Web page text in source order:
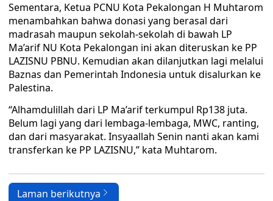
Sementara, Ketua PCNU Kota Pekalongan H Muhtarom
menambahkan bahwa donasi yang berasal dari
madrasah maupun sekolah-sekolah di bawah LP
Ma’arif NU Kota Pekalongan ini akan diteruskan ke PP
LAZISNU PBNU. Kemudian akan dilanjutkan lagi melalui
Baznas dan Pemerintah Indonesia untuk disalurkan ke
Palestina.
“Alhamdulillah dari LP Ma’arif terkumpul Rp138 juta.
Belum lagi yang dari lembaga-lembaga, MWC, ranting,
dan dari masyarakat. Insyaallah Senin nanti akan kami
transferkan ke PP LAZISNU,” kata Muhtarom.
Laman berikutnya